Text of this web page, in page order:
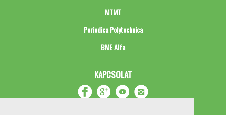
MTMT
Periodica Polytechnica
BME Alfa
KAPCSOLAT